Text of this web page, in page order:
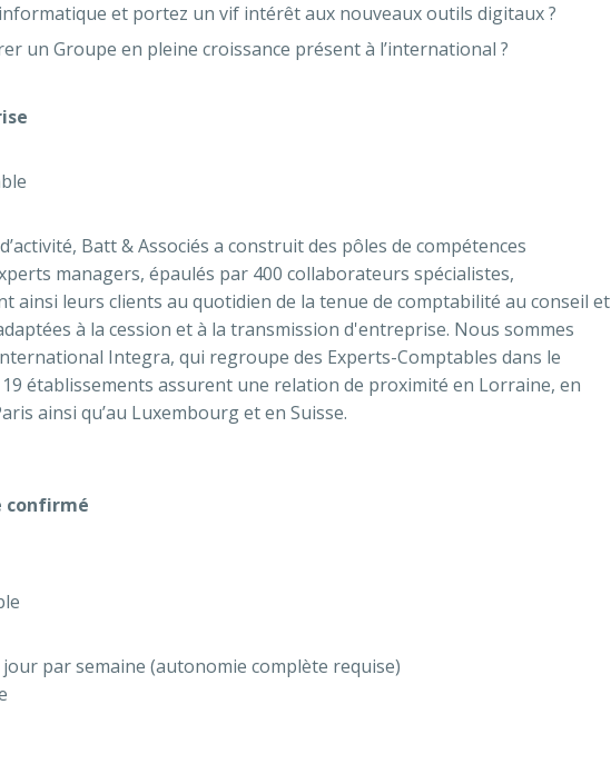
et portez un vif intérêt aux nouveaux outils digitaux ?
un Groupe en pleine croissance présent à l’international ?
Batt & Associés a construit des pôles de compétences
managers, épaulés par 400 collaborateurs spécialistes,
ainsi leurs clients au quotidien de la tenue de comptabilité au conseil et
à la cession et à la transmission d'entreprise. Nous sommes
Integra, qui regroupe des Experts-Comptables dans le
établissements assurent une relation de proximité en Lorraine, en
ainsi qu’au Luxembourg et en Suisse.
confirmé
par semaine (autonomie complète requise)